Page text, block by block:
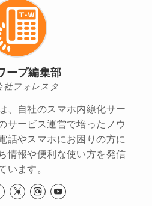
ープ編集部
社フォレスタ
、自社のスマホ内線化サー
サービス運営で培ったノウ
話やスマホにお困りの方に
情報や便利な使い方を発信
います。